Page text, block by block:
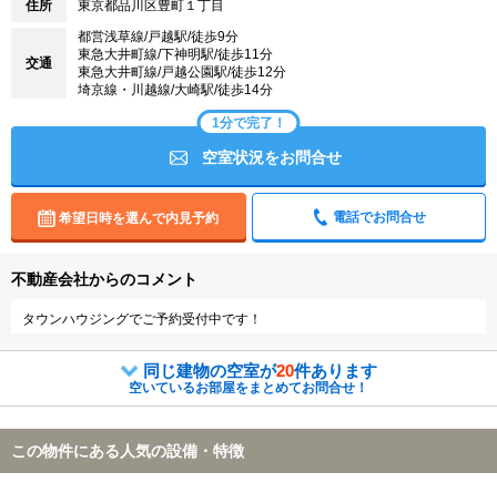
住所 東京都品川区豊町１丁目
交通
都営浅草線/戸越駅/徒歩9分
東急大井町線/下神明駅/徒歩11分
東急大井町線/戸越公園駅/徒歩12分
埼京線・川越線/大崎駅/徒歩14分
1分で完了！
空室状況をお問合せ
希望日時を選んで内見予約 電話でお問合せ
不動産会社からのコメント
タウンハウジングでご予約受付中です！
同じ建物の空室が20件あります
空いているお部屋をまとめてお問合せ！
この物件にある人気の設備・特徴